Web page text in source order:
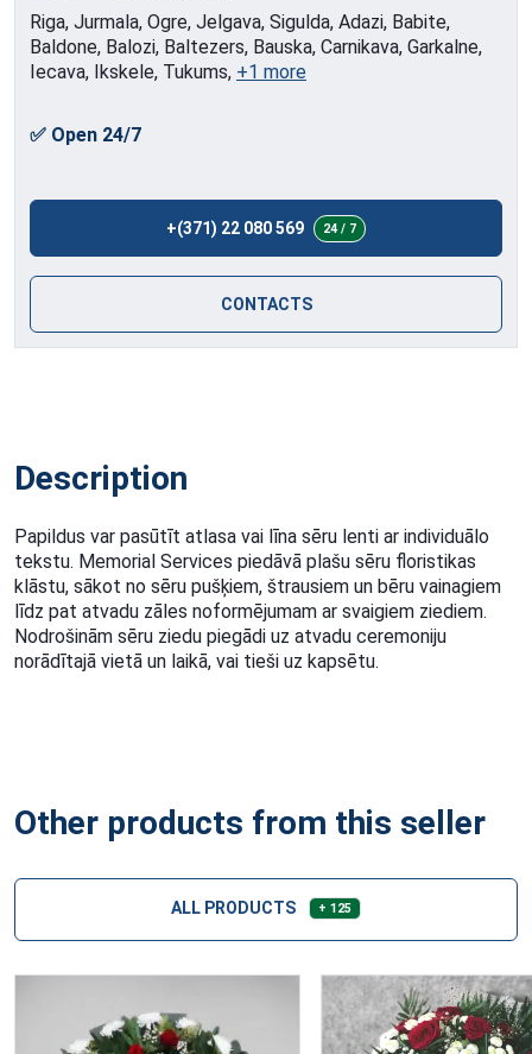
Riga, Jurmala, Ogre, Jelgava, Sigulda, Adazi, Babite,
Baldone, Balozi, Baltezers, Bauska, Carnikava, Garkalne,
Iecava, Ikskele, Tukums, +1 more
✅ Open 24/7
+(371) 22 080 569 24 / 7
CONTACTS
Description
Papildus var pasūtīt atlasa vai līna sēru lenti ar individuālo
tekstu. Memorial Services piedāvā plašu sēru floristikas
klāstu, sākot no sēru pušķiem, štrausiem un bēru vainagiem
līdz pat atvadu zāles noformējumam ar svaigiem ziediem.
Nodrošinām sēru ziedu piegādi uz atvadu ceremoniju
norādītajā vietā un laikā, vai tieši uz kapsētu.
Other products from this seller
ALL PRODUCTS + 125